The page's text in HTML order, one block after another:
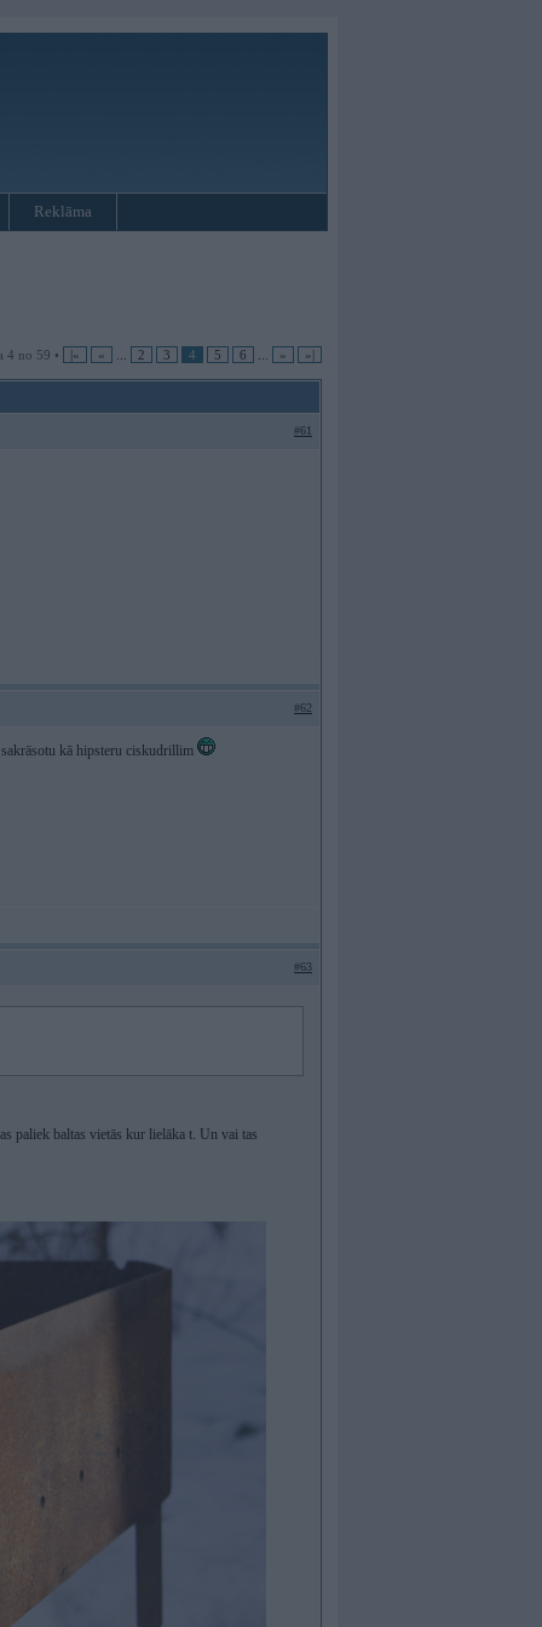
Reklāma
4 no 59 • |« « 2 3 4 5 6 » »|
#61
#62
kā hipsteru ciskudrillim
#63
paliek baltas vietās kur lielāka t. Un vai tas